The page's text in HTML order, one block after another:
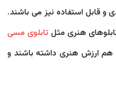
و قابل استفاده نیز می باشند.
هنری مثل تابلوی مسی
هم ارزش هنری داشته باشند و